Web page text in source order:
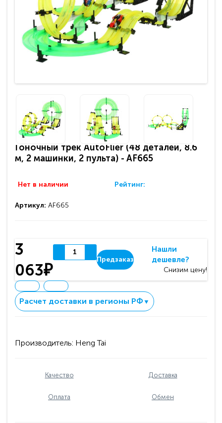
Гоночный трек AutoFlier (48 деталей, 8.6
м, 2 машинки, 2 пульта) - AF665
Нет в наличии Рейтинг:
Артикул: AF665
3
063₽
Предзаказ
Нашли
дешевле?
Снизим цену!
Расчет доставки в регионы РФ ▼
Производитель: Heng Tai
Качество Доставка
Оплата Обмен